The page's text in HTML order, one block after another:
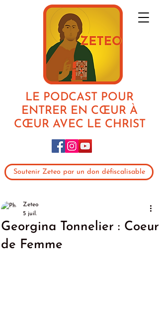
LE PODCAST POUR
ENTRER EN CŒUR À
CŒUR AVEC LE CHRIST
Soutenir Zeteo par un don défiscalisable
Georgina Tonnelier : Coeur
de Femme
Zeteo
5 juil.